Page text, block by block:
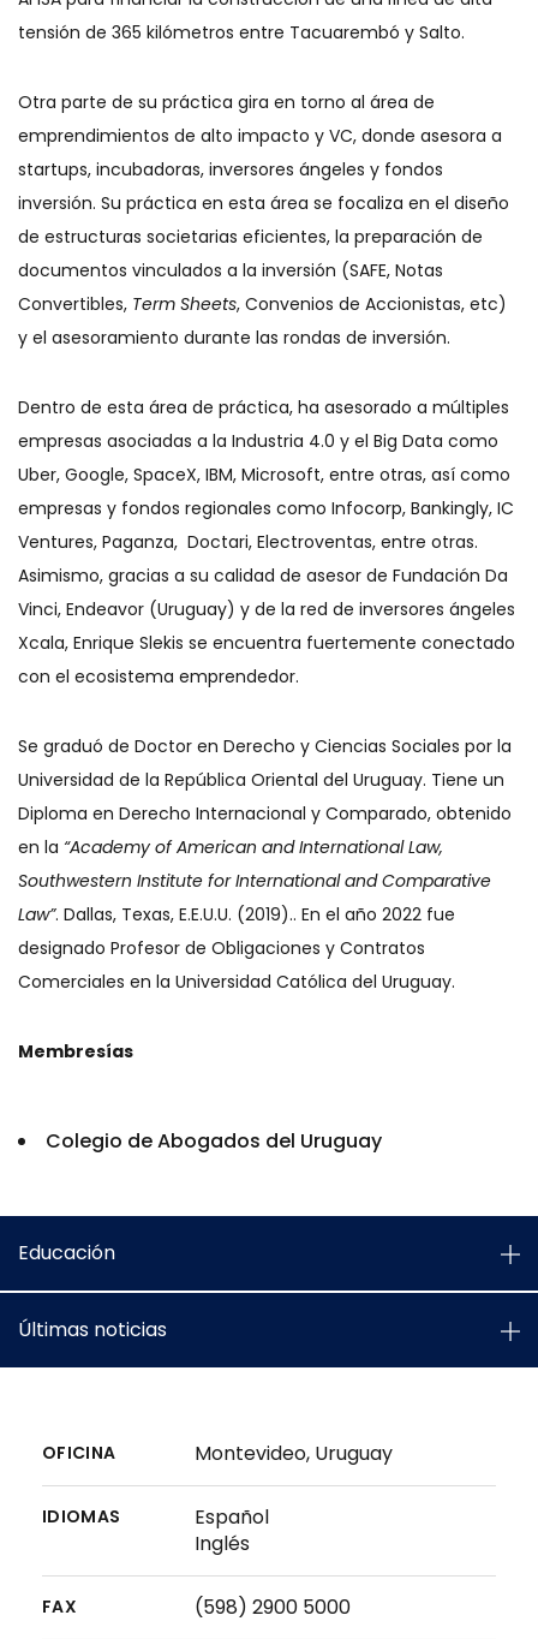
tensión de 365 kilómetros entre Tacuarembó y Salto.
Otra parte de su práctica gira en torno al área de
emprendimientos de alto impacto y VC, donde asesora a
startups, incubadoras, inversores ángeles y fondos
inversión. Su práctica en esta área se focaliza en el diseño
de estructuras societarias eficientes, la preparación de
documentos vinculados a la inversión (SAFE, Notas
Convertibles, Term Sheets, Convenios de Accionistas, etc)
y el asesoramiento durante las rondas de inversión.
Dentro de esta área de práctica, ha asesorado a múltiples
empresas asociadas a la Industria 4.0 y el Big Data como
Uber, Google, SpaceX, IBM, Microsoft, entre otras, así como
empresas y fondos regionales como Infocorp, Bankingly, IC
Ventures, Paganza, Doctari, Electroventas, entre otras.
Asimismo, gracias a su calidad de asesor de Fundación Da
Vinci, Endeavor (Uruguay) y de la red de inversores ángeles
Xcala, Enrique Slekis se encuentra fuertemente conectado
con el ecosistema emprendedor.
Se graduó de Doctor en Derecho y Ciencias Sociales por la
Universidad de la República Oriental del Uruguay. Tiene un
Diploma en Derecho Internacional y Comparado, obtenido
en la “Academy of American and International Law,
Southwestern Institute for International and Comparative
Law”. Dallas, Texas, E.E.U.U. (2019).. En el año 2022 fue
designado Profesor de Obligaciones y Contratos
Comerciales en la Universidad Católica del Uruguay.
Membresías
Colegio de Abogados del Uruguay
Educación
Últimas noticias
OFICINA Montevideo, Uruguay
IDIOMAS
Español
Inglés
FAX (598) 2900 5000